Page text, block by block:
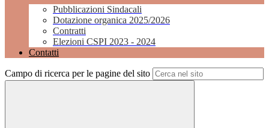
Pubblicazioni Sindacali
Dotazione organica 2025/2026
Contratti
Elezioni CSPI 2023 - 2024
Contatti
Campo di ricerca per le pagine del sito